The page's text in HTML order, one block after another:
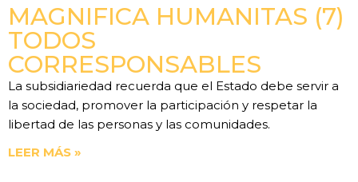
MAGNIFICA HUMANITAS (7)
TODOS
CORRESPONSABLES
La subsidiariedad recuerda que el Estado debe servir a
la sociedad, promover la participación y respetar la
libertad de las personas y las comunidades.
LEER MÁS »